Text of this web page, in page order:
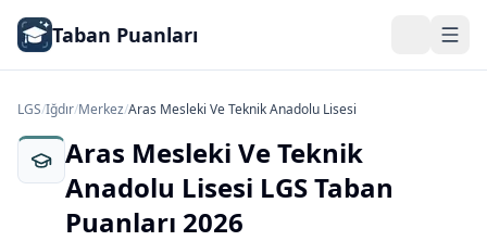
Taban Puanları
LGS/Iğdır/Merkez/Aras Mesleki Ve Teknik Anadolu Lisesi
Aras Mesleki Ve Teknik
Anadolu Lisesi LGS Taban
Puanları 2026